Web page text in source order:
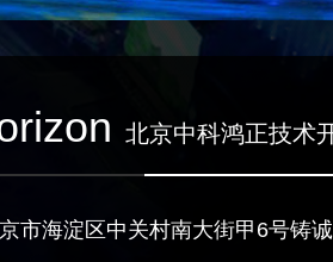
北京中科鸿正技术
市海淀区中关村南大街甲6号铸